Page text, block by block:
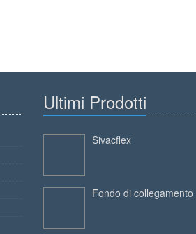
Ultimi Prodotti
Sivacflex
Fondo di collegamento